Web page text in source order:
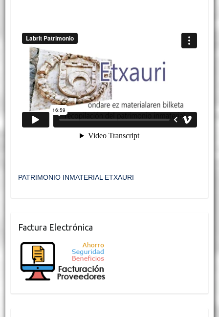
PATRIMONIO INMATERIAL ETXAURI
Factura Electrónica